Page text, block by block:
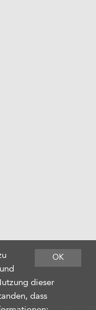
OK
dieser
dass